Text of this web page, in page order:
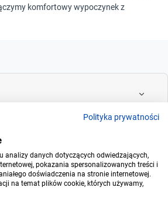
komfortowy wypoczynek z
Polityka prywatności
analizy danych dotyczących odwiedzających,
pokazania spersonalizowanych treści i
doświadczenia na stronie internetowej.
na temat plików cookie, których używamy,